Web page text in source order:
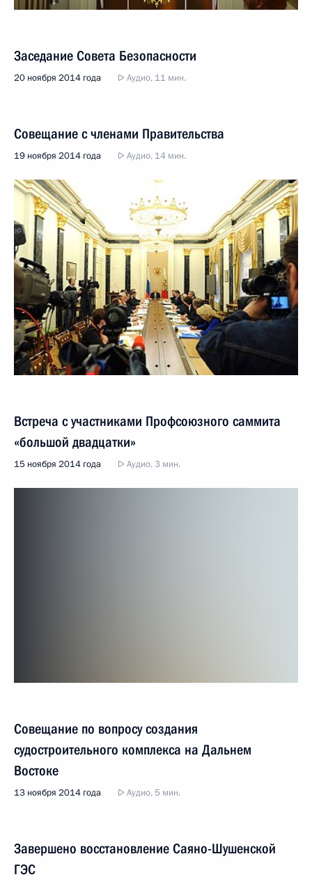
Заседание Совета Безопасности
20 ноября 2014 года Аудио, 11 мин.
Совещание с членами Правительства
19 ноября 2014 года Аудио, 14 мин.
Встреча с участниками Профсоюзного саммита
«большой двадцатки»
15 ноября 2014 года Аудио, 3 мин.
Совещание по вопросу создания
судостроительного комплекса на Дальнем
Востоке
13 ноября 2014 года Аудио, 5 мин.
Завершено восстановление Саяно-Шушенской
ГЭС